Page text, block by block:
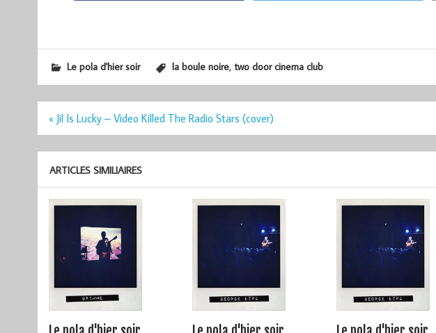
Le pola d'hier soir la boule noire, two door cinema club
Navigation
de
« Jil Is Lucky – Video Killed The Radio Stars (cover)
ARTICLES SIMILIAIRES